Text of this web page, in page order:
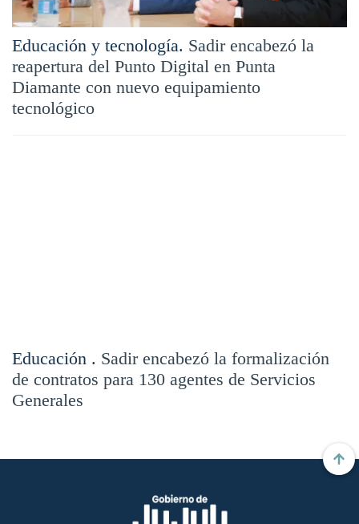
Educación y tecnología. Sadir encabezó la
reapertura del Punto Digital en Punta
Diamante con nuevo equipamiento
tecnológico
Educación . Sadir encabezó la formalización
de contratos para 130 agentes de Servicios
Generales